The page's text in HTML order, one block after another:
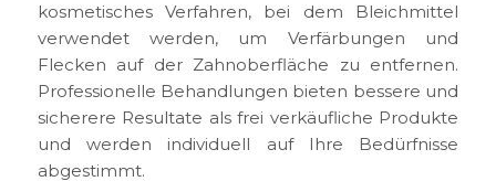
kosmetisches Verfahren, bei dem Bleichmittel
verwendet werden, um Verfärbungen und
Flecken auf der Zahnoberfläche zu entfernen.
Professionelle Behandlungen bieten bessere und
sicherere Resultate als frei verkäufliche Produkte
und werden individuell auf Ihre Bedürfnisse
abgestimmt.